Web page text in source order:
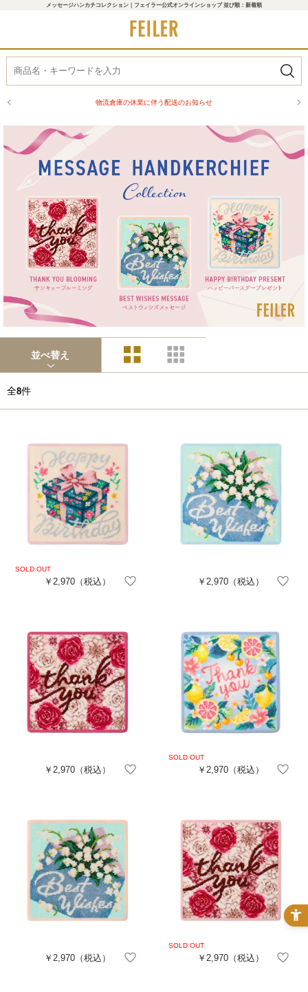
メッセージハンカチコレクション｜フェイラー公式オンラインショップ 並び順：新着順
物流倉庫の休業に伴う配送のお知らせ
並べ替え
全8件
￥2,970 （税込） ￥2,970（税込）
￥2,970 （税込） ￥2,970（税込）
￥2,970 （税込） ￥2,970（税込）